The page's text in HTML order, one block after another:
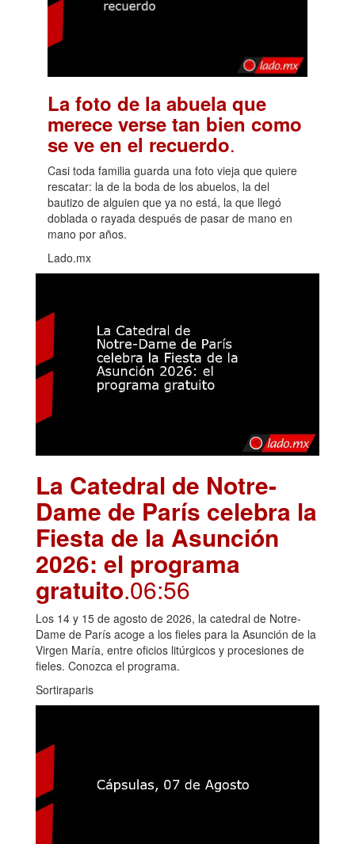
La foto de la abuela que
merece verse tan bien como
se ve en el recuerdo.
Casi toda familia guarda una foto vieja que quiere
rescatar: la de la boda de los abuelos, la del
bautizo de alguien que ya no está, la que llegó
doblada o rayada después de pasar de mano en
mano por años.
Lado.mx
La Catedral de Notre-
Dame de París celebra la
Fiesta de la Asunción
2026: el programa
gratuito.06:56
Los 14 y 15 de agosto de 2026, la catedral de Notre-
Dame de París acoge a los fieles para la Asunción de la
Virgen María, entre oficios litúrgicos y procesiones de
fieles. Conozca el programa.
Sortiraparis